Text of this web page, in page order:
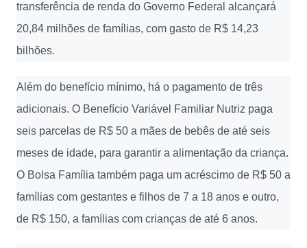
transferência de renda do Governo Federal alcançará
20,84 milhões de famílias, com gasto de R$ 14,23
bilhões.
Além do benefício mínimo, há o pagamento de três
adicionais. O Benefício Variável Familiar Nutriz paga
seis parcelas de R$ 50 a mães de bebês de até seis
meses de idade, para garantir a alimentação da criança.
O Bolsa Família também paga um acréscimo de R$ 50 a
famílias com gestantes e filhos de 7 a 18 anos e outro,
de R$ 150, a famílias com crianças de até 6 anos.